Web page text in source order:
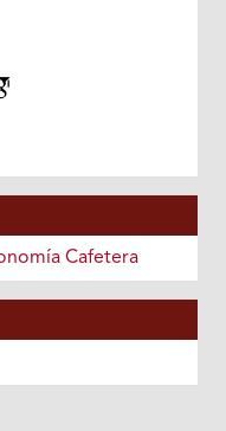
Cafetera